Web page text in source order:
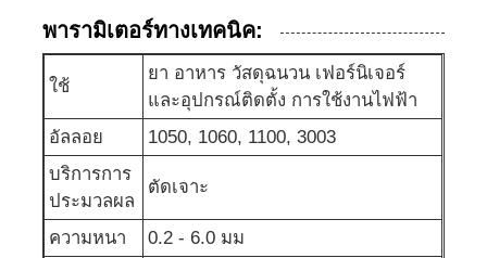
พารามิเตอร์ทางเทคนิค:
ใช้
ยา อาหาร วัสดุฉนวน เฟอร์นิเจอร์
และอุปกรณ์ติดตั้ง การใช้งานไฟฟ้า
อัลลอย
1050, 1060, 1100, 3003
บริการการ
ประมวลผล
ตัดเจาะ
ความหนา
0.2 - 6.0 มม